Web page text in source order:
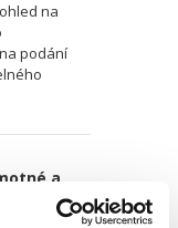
na
podání
a
aspekty